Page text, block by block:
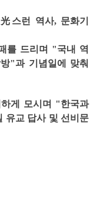
스런 역사, 문화기
를 드리며 "국내 역
"과 기념일에 맞춰
게 모시며 "한국과
유교 답사 및 선비문